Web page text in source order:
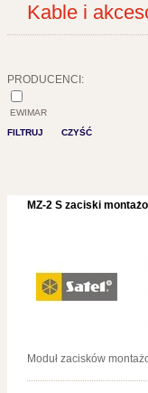
Kable i
PRODUCENCI:
EWIMAR
FILTRUJ
CZYŚĆ
MZ-2 S zaciski
Moduł zacisków